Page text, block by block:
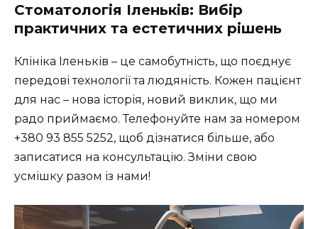
Стоматологія Іленьків: Вибір
практичних та естетичних рішень
Клініка Іленьків – це самобутність, що поєднує
передові технології та людяність. Кожен пацієнт
для нас – нова історія, новий виклик, що ми
радо приймаємо. Телефонуйте нам за номером
+380 93 855 5252, щоб дізнатися більше, або
записатися на консультацію. Зміни свою
усмішку разом із нами!